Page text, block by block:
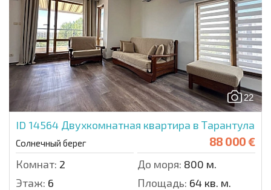
22
ID 14564 Двухкомнатная квартира в Тарантула
Солнечный берег 88 000 €
Комнат: 2 До моря: 800 м.
Этаж: 6 Площадь: 64 кв. м.